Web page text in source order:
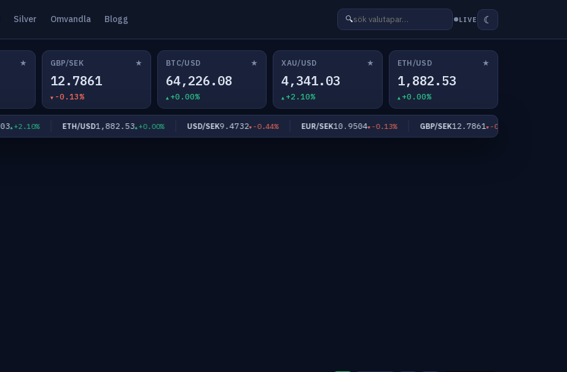
Silver Omvandla Blogg 🔍 LIVE ☾
★ GBP/SEK ★
12.7861
-0.13%
BTC/USD ★
64,226.08
+0.00%
XAU/USD ★
4,341.03
+2.10%
ETH/USD ★
1,882.53
+0.00%
+2.10% ETH/USD1,882.53 +0.00% USD/SEK9.4732 -0.44% EUR/SEK10.9504 -0.13% GBP/SEK12.7861 -0.13%